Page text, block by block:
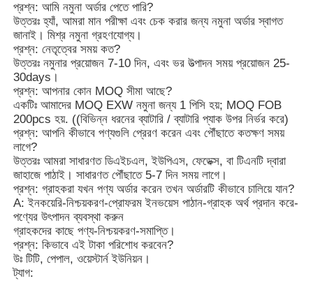
প্রশ্ন: আমি নমুনা অর্ডার পেতে পারি?
উত্তরঃ হ্যাঁ, আমরা মান পরীক্ষা এবং চেক করার জন্য নমুনা অর্ডার স্বাগত
জানাই। মিশ্র নমুনা গ্রহণযোগ্য।
প্রশ্ন: নেতৃত্বের সময় কত?
উত্তরঃ নমুনার প্রয়োজন 7-10 দিন, এবং ভর উত্পাদন সময় প্রয়োজন 25-
30days।
প্রশ্ন: আপনার কোন MOQ সীমা আছে?
একটিঃ আমাদের MOQ EXW নমুনা জন্য 1 পিসি হয়; MOQ FOB
200pcs হয়. ((বিভিন্ন ধরনের ব্যাটারি / ব্যাটারি প্যাক উপর নির্ভর করে)
প্রশ্ন: আপনি কীভাবে পণ্যগুলি প্রেরণ করেন এবং পৌঁছাতে কতক্ষণ সময়
লাগে?
উত্তরঃ আমরা সাধারণত ডিএইচএল, ইউপিএস, ফেডেক্স, বা টিএনটি দ্বারা
জাহাজে পাঠাই। সাধারণত পৌঁছাতে 5-7 দিন সময় লাগে।
প্রশ্ন: গ্রাহকরা যখন পণ্য অর্ডার করেন তখন অর্ডারটি কীভাবে চালিয়ে যান?
A: ইনকয়েরি-নিশ্চয়করণ-প্রোফরম ইনভয়েস পাঠান-গ্রাহক অর্থ প্রদান করে-
পণ্যের উৎপাদন ব্যবস্থা করুন
গ্রাহকদের কাছে পণ্য-নিশ্চয়করণ-সমাপ্তি।
প্রশ্ন: কিভাবে এই টাকা পরিশোধ করবেন?
উঃ টিটি, পেপাল, ওয়েস্টার্ন ইউনিয়ন।
ট্যাগ: